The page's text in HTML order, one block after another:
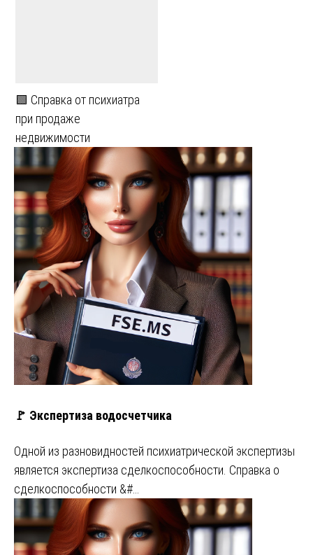
🟩 Справка от психиатра
при продаже
недвижимости
🚩 Экспертиза водосчетчика
Одной из разновидностей психиатрической экспертизы
является экспертиза сделкоспособности. Справка о
сделкоспособности &#…